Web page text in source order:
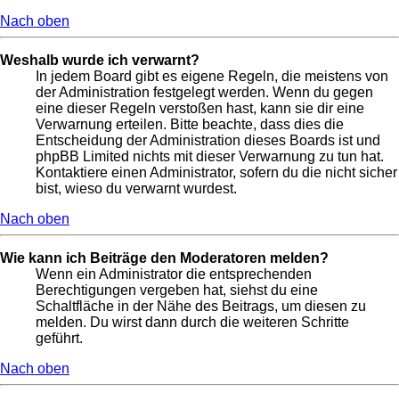
Nach oben
Weshalb wurde ich verwarnt?
In jedem Board gibt es eigene Regeln, die meistens von
der Administration festgelegt werden. Wenn du gegen
eine dieser Regeln verstoßen hast, kann sie dir eine
Verwarnung erteilen. Bitte beachte, dass dies die
Entscheidung der Administration dieses Boards ist und
phpBB Limited nichts mit dieser Verwarnung zu tun hat.
Kontaktiere einen Administrator, sofern du die nicht sicher
bist, wieso du verwarnt wurdest.
Nach oben
Wie kann ich Beiträge den Moderatoren melden?
Wenn ein Administrator die entsprechenden
Berechtigungen vergeben hat, siehst du eine
Schaltfläche in der Nähe des Beitrags, um diesen zu
melden. Du wirst dann durch die weiteren Schritte
geführt.
Nach oben